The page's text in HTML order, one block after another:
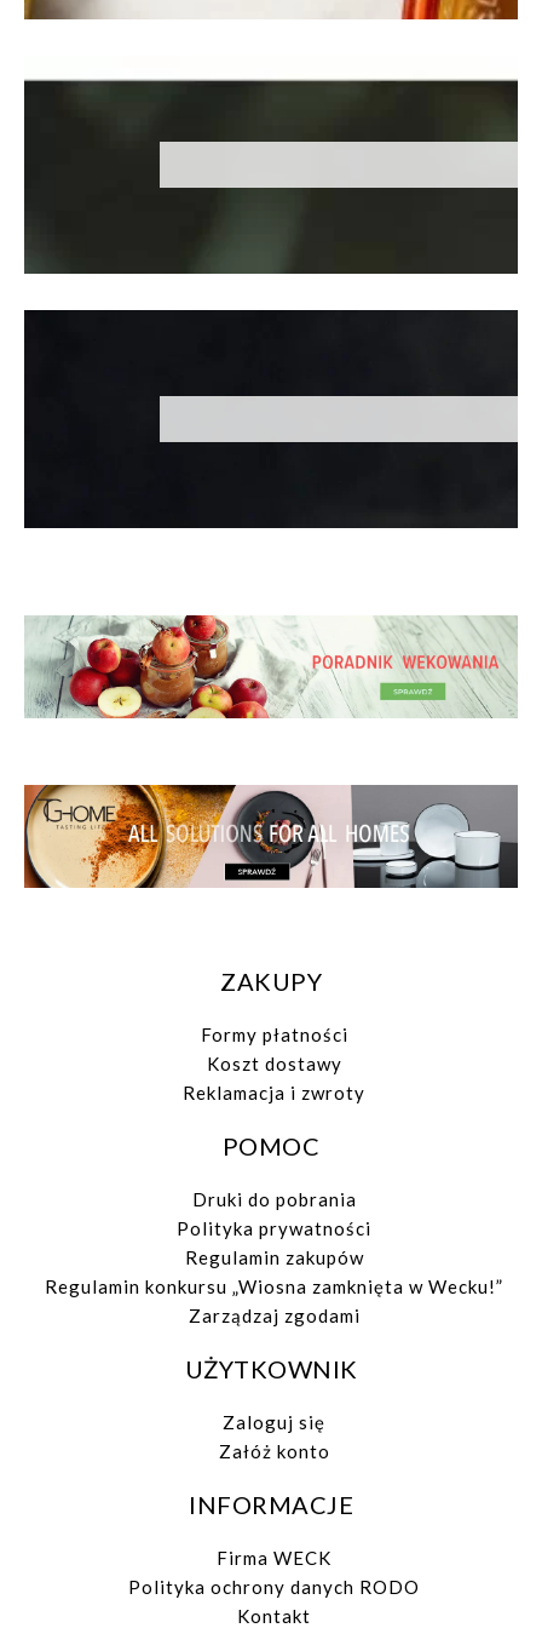
ZAKUPY
Formy płatności
Koszt dostawy
Reklamacja i zwroty
POMOC
Druki do pobrania
Polityka prywatności
Regulamin zakupów
Regulamin konkursu „Wiosna zamknięta w Wecku!”
Zarządzaj zgodami
UŻYTKOWNIK
Zaloguj się
Załóż konto
INFORMACJE
Firma WECK
Polityka ochrony danych RODO
Kontakt